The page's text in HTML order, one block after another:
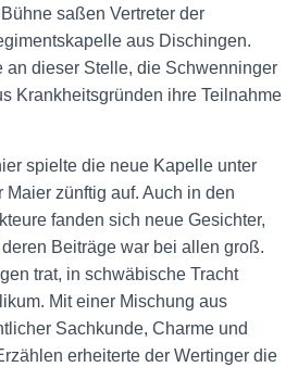
saßen Vertreter der
aus Dischingen.
an dieser Stelle, die Schwenninger
Krankheitsgründen ihre Teilnahme
spielte die neue Kapelle unter
Maier zünftig auf. Auch in den
fanden sich neue Gesichter,
Beiträge war bei allen groß.
trat, in schwäbische Tracht
Mit einer Mischung aus
Sachkunde, Charme und
erheiterte der Wertinger die